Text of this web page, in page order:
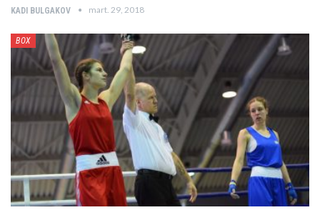
KADI BULGAKOV mart. 29, 2018
BOX